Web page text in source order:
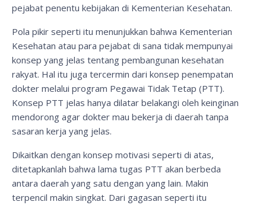
pejabat penentu kebijakan di Kementerian Kesehatan.
Pola pikir seperti itu menunjukkan bahwa Kementerian
Kesehatan atau para pejabat di sana tidak mempunyai
konsep yang jelas tentang pembangunan kesehatan
rakyat. Hal itu juga tercermin dari konsep penempatan
dokter melalui program Pegawai Tidak Tetap (PTT).
Konsep PTT jelas hanya dilatar belakangi oleh keinginan
mendorong agar dokter mau bekerja di daerah tanpa
sasaran kerja yang jelas.
Dikaitkan dengan konsep motivasi seperti di atas,
ditetapkanlah bahwa lama tugas PTT akan berbeda
antara daerah yang satu dengan yang lain. Makin
terpencil makin singkat. Dari gagasan seperti itu